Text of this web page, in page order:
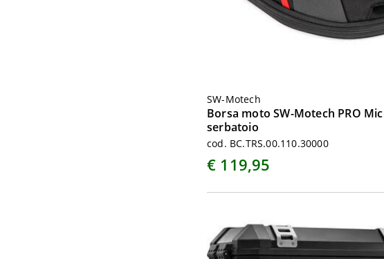
SW-Motech
Borsa moto SW-Motech PRO
serbatoio
cod. BC.TRS.00.110.30000
€ 119,95